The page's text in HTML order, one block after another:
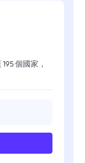
個國家，